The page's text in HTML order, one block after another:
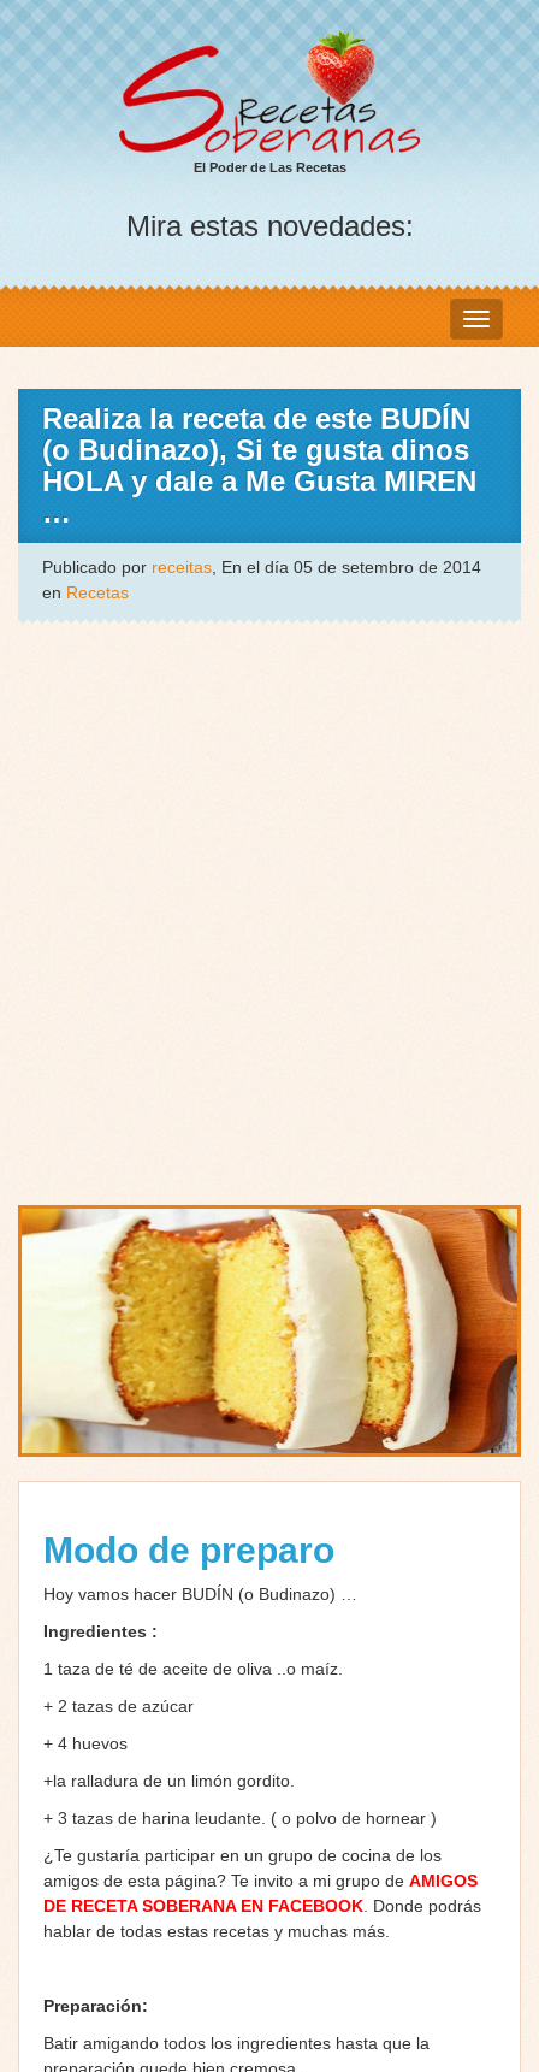
El Poder de Las Recetas
Mira estas novedades:
Realiza la receta de este BUDÍN
(o Budinazo), Si te gusta dinos
HOLA y dale a Me Gusta MIREN
…
Publicado por receitas, En el día 05 de setembro de 2014
en Recetas
Modo de preparo
Hoy vamos hacer BUDÍN (o Budinazo) …
Ingredientes :
1 taza de té de aceite de oliva ..o maíz.
+ 2 tazas de azúcar
+ 4 huevos
+la ralladura de un limón gordito.
+ 3 tazas de harina leudante. ( o polvo de hornear )
¿Te gustaría participar en un grupo de cocina de los
amigos de esta página? Te invito a mi grupo de AMIGOS
DE RECETA SOBERANA EN FACEBOOK Donde podrás
hablar de todas estas recetas y muchas más.
Preparación:
Batir amigando todos los ingredientes hasta que la